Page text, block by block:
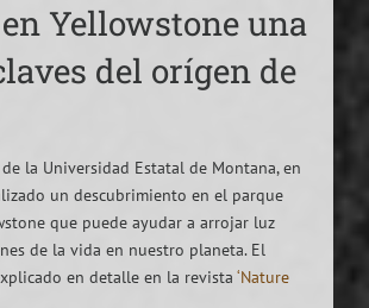
Yellowstone una
del orígen de
la Universidad Estatal de Montana, en
un descubrimiento en el parque
que puede ayudar a arrojar luz
de la vida en nuestro planeta. El
en detalle en la revista ‘Nature